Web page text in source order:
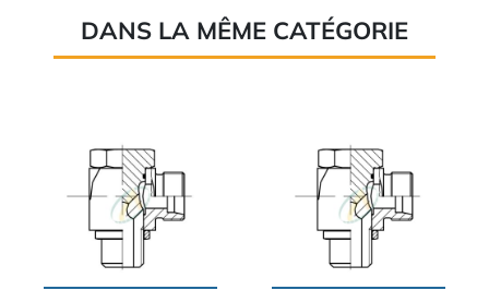
DANS LA MÊME CATÉGORIE